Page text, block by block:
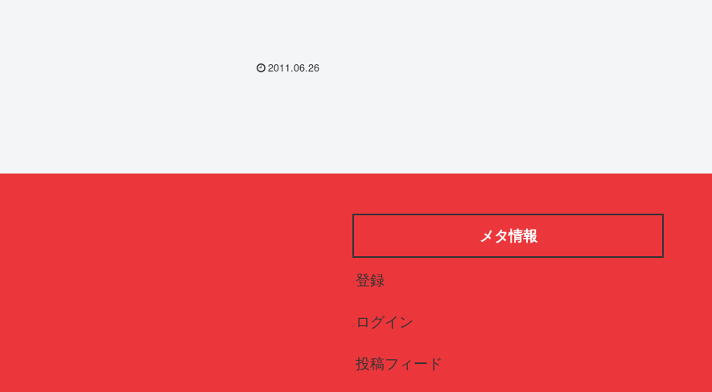
2011.06.26
メタ情報
登録
ログイン
投稿フィード